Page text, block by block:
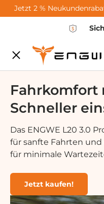
Skip to content
Jetzt 2 %
Menu
City-Sale
E-Bikes
Zubehör
Community
Fahrkomfort
Schneller
Das ENGWE L20 3.0
für sanfte Fahrten
für minimale
Jetzt kaufen!